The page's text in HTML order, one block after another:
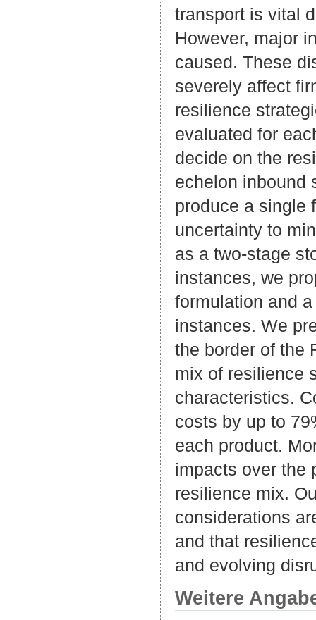
transport is vital
However, major
caused. These
severely affect
resilience
evaluated for
decide on the
echelon inbound
produce a single
uncertainty to
as a two-stage
instances, we
formulation and
instances. We
the border of the
mix of resilience
characteristics.
costs by up to
each product.
impacts over the
resilience mix.
considerations
and that
and evolving
Weitere